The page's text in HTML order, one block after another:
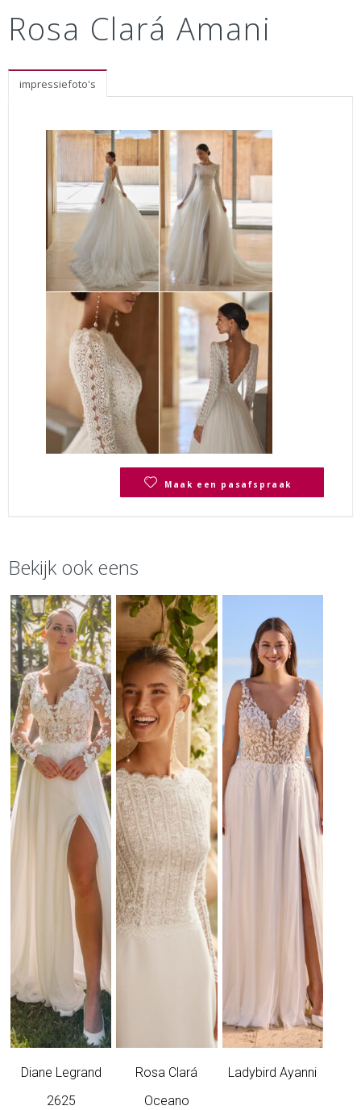
Rosa Clará Amani
impressiefoto's
Maak een pasafspraak
Bekijk ook eens
Diane Legrand
2625
Rosa Clará
Oceano
Ladybird Ayanni